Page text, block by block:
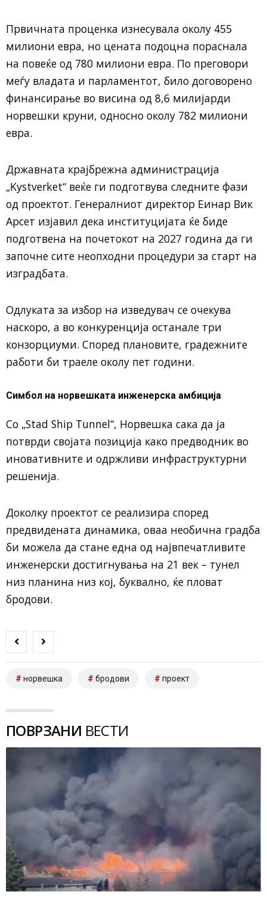
Првичната проценка изнесувала околу 455
милиони евра, но цената подоцна пораснала
на повеќе од 780 милиони евра. По преговори
меѓу владата и парламентот, било договорено
финансирање во висина од 8,6 милијарди
норвешки круни, односно околу 782 милиони
евра.
Државната крајбрежна администрација
„Kystverket“ веќе ги подготвува следните фази
од проектот. Генералниот директор Еинар Вик
Арсет изјавил дека институцијата ќе биде
подготвена на почетокот на 2027 година да ги
започне сите неопходни процедури за старт на
изградбата.
Одлуката за избор на изведувач се очекува
наскоро, а во конкуренција останале три
конзорциуми. Според плановите, градежните
работи би траеле околу пет години.
Симбол на норвешката инженерска амбиција
Со „Stad Ship Tunnel“, Норвешка сака да ја
потврди својата позиција како предводник во
иновативните и одржливи инфраструктурни
решенија.
Доколку проектот се реализира според
предвидената динамика, оваа необична градба
би можела да стане една од највпечатливите
инженерски достигнувања на 21 век – тунел
низ планина низ кој, буквално, ќе пловат
бродови.
норвешка бродови проект
ПОВРЗАНИ ВЕСТИ